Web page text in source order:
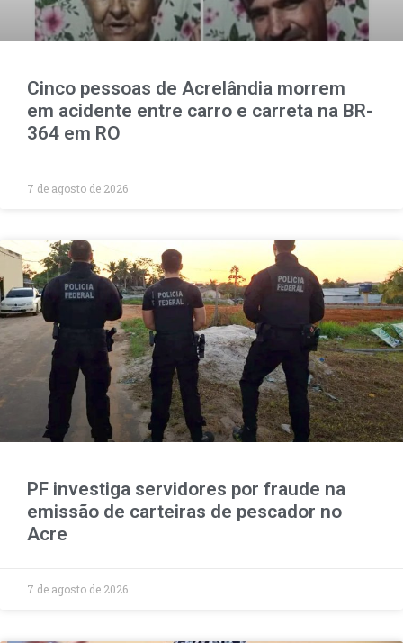
Cinco pessoas de Acrelândia morrem
em acidente entre carro e carreta na BR-
364 em RO
7 de agosto de 2026
PF investiga servidores por fraude na
emissão de carteiras de pescador no
Acre
7 de agosto de 2026